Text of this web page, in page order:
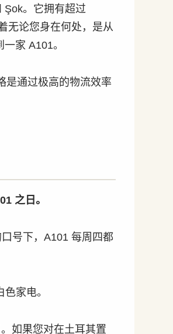
Şok。它拥有超过
无论您身在何处，是从
家 A101。
是通过极高的物流效率
之日。
号下，A101 每周四都
家电。
如果您对在土耳其置